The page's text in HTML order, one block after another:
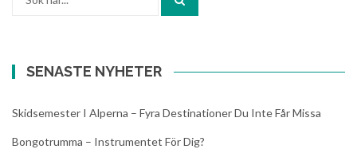
SENASTE NYHETER
Skidsemester I Alperna – Fyra Destinationer Du Inte Får Missa
Bongotrumma – Instrumentet För Dig?